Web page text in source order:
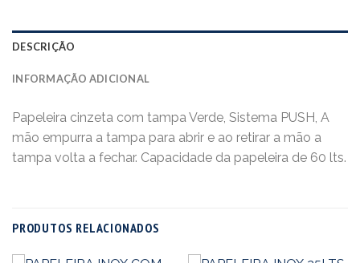
DESCRIÇÃO
INFORMAÇÃO ADICIONAL
Papeleira cinzeta com tampa Verde, Sistema PUSH, A
mão empurra a tampa para abrir e ao retirar a mão a
tampa volta a fechar. Capacidade da papeleira de 60 lts.
PRODUTOS RELACIONADOS